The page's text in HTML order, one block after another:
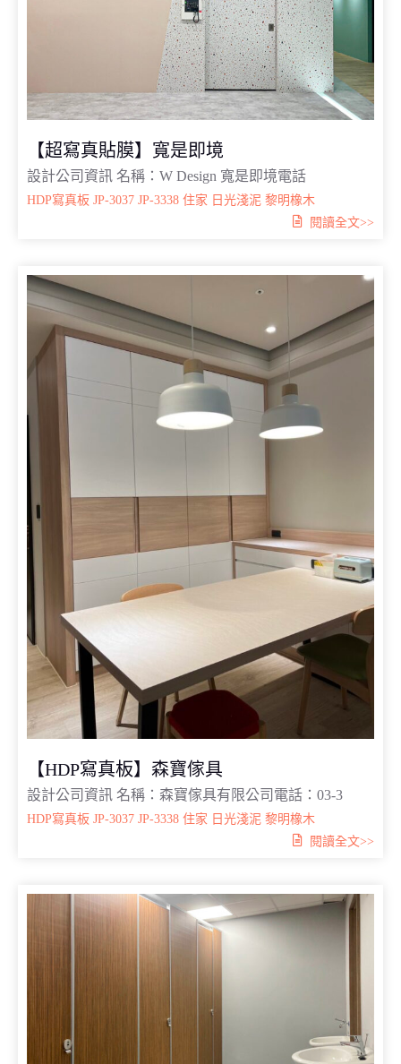
【超寫真貼膜】寬是即境
設計公司資訊 名稱：W Design 寬是即境電話
HDP寫真板 JP-3037 JP-3338 住家 日光淺泥 黎明橡木
閱讀全文>>
【HDP寫真板】森寶傢具
設計公司資訊 名稱：森寶傢具有限公司電話：03-3
HDP寫真板 JP-3037 JP-3338 住家 日光淺泥 黎明橡木
閱讀全文>>